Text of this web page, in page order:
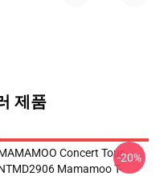
제품
Concert Tour
Mamamoo T-
-20%